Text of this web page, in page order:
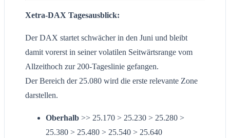
Xetra-DAX Tagesausblick:
Der DAX startet schwächer in den Juni und bleibt
damit vorerst in seiner volatilen Seitwärtsrange vom
Allzeithoch zur 200-Tageslinie gefangen.
Der Bereich der 25.080 wird die erste relevante Zone
darstellen.
Oberhalb >> 25.170 > 25.230 > 25.280 >
25.380 > 25.480 > 25.540 > 25.640